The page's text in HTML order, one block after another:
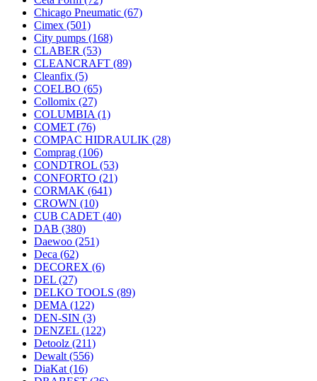
Chicago Pneumatic (67)
Cimex (501)
City pumps (168)
CLABER (53)
CLEANCRAFT (89)
Cleanfix (5)
COELBO (65)
Collomix (27)
COLUMBIA (1)
COMET (76)
COMPAC HIDRAULIK (28)
Comprag (106)
CONDTROL (53)
CONFORTO (21)
CORMAK (641)
CROWN (10)
CUB CADET (40)
DAB (380)
Daewoo (251)
Deca (62)
DECOREX (6)
DEL (27)
DELKO TOOLS (89)
DEMA (122)
DEN-SIN (3)
DENZEL (122)
Detoolz (211)
Dewalt (556)
DiaKat (16)